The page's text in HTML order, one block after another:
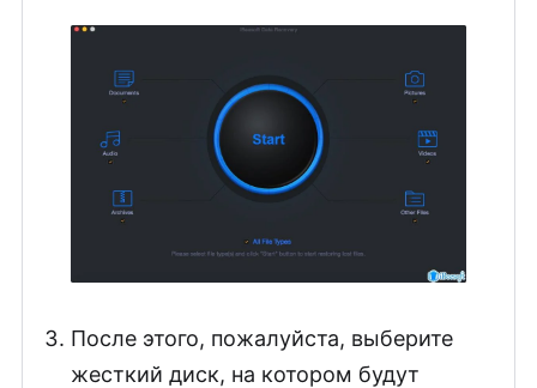
После этого, пожалуйста, выберите
жесткий диск, на котором будут